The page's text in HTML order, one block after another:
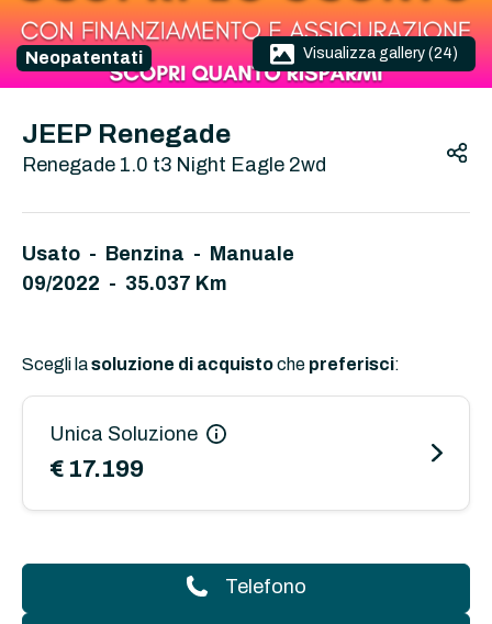
Neopatentati Visualizza gallery (24)
JEEP Renegade
Renegade 1.0 t3 Night Eagle 2wd
Usato - Benzina - Manuale
09/2022 - 35.037 Km
Scegli lasoluzione di acquistoche preferisci:
Unica Soluzione
€ 17.199
Telefono